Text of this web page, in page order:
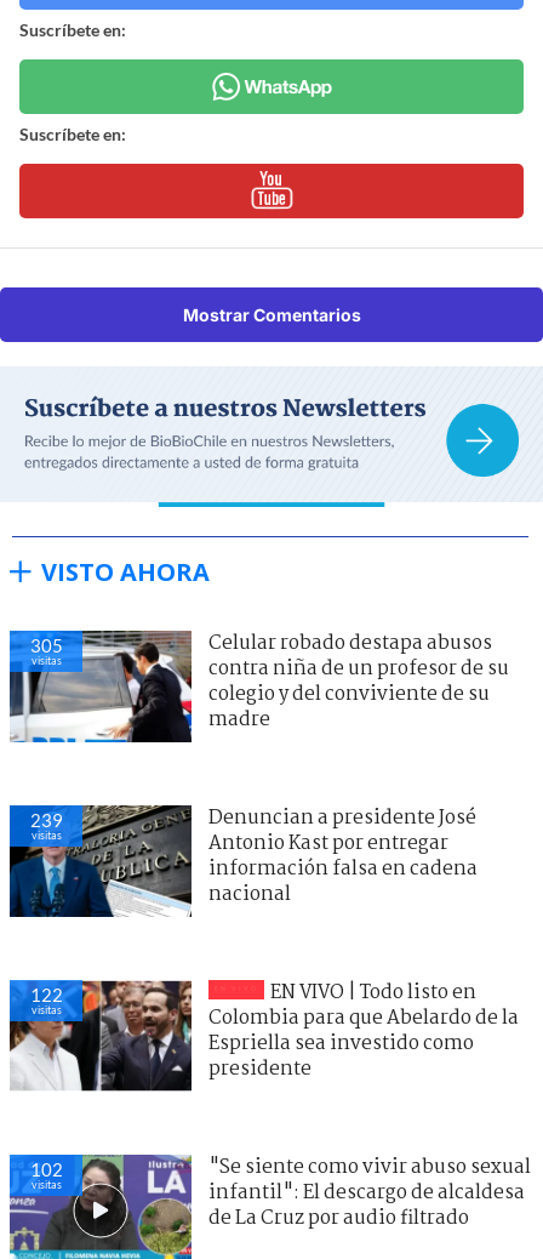
Suscríbete en:
Suscríbete en:
Mostrar Comentarios
VISTO AHORA
305
visitas
Celular robado destapa abusos
contra niña de un profesor de su
colegio y del conviviente de su
madre
239
visitas
Denuncian a presidente José
Antonio Kast por entregar
información falsa en cadena
nacional
122
visitas
EN VIVO | Todo listo en
Colombia para que Abelardo de la
Espriella sea investido como
presidente
102
visitas
"Se siente como vivir abuso sexual
infantil": El descargo de alcaldesa
de La Cruz por audio filtrado